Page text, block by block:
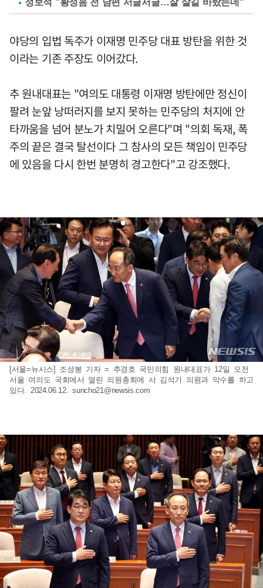
정보석 "황정음 전 남편 서글서글…잘 살길 바랐는데"
야당의 입법 독주가 이재명 민주당 대표 방탄을 위한 것
이라는 기존 주장도 이어갔다.
추 원내대표는 "여의도 대통령 이재명 방탄에만 정신이
팔려 눈앞 낭떠러지를 보지 못하는 민주당의 처지에 안
타까움을 넘어 분노가 치밀어 오른다"며 "의회 독재, 폭
주의 끝은 결국 탈선이다 그 참사의 모든 책임이 민주당
에 있음을 다시 한번 분명히 경고한다"고 강조했다.
[서울=뉴시스] 조성봉 기자 = 추경호 국민의힘 원내대표가 12일 오전
서울 여의도 국회에서 열린 의원총회에 서 김석기 의원과 악수를 하고
있다. 2024.06.12.suncho21@newsis.com